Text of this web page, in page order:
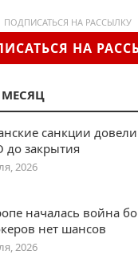
ПОДПИСАТЬСЯ НА РАССЫЛКУ
НА
МЕСЯЦ
санкции
до закрытия
2026
началась война
нет шансов
2026